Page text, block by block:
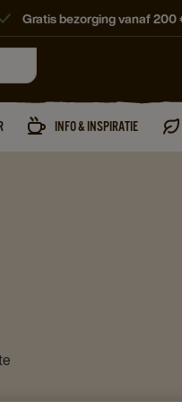
Gratis bezorging vanaf 200
INFO & INSPIRATIE